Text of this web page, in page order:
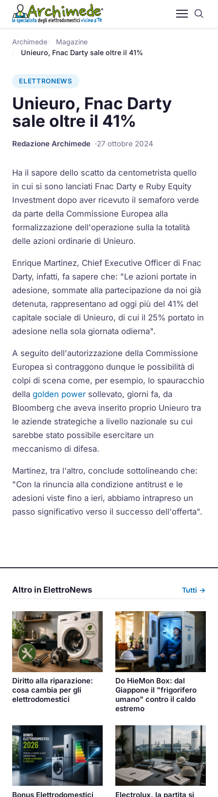
Archimede
Magazine
Unieuro, Fnac Darty sale oltre il 41%
ELETTRONEWS
Unieuro, Fnac Darty
sale oltre il 41%
Redazione Archimede 27 ottobre 2024
Ha il sapore dello scatto da centometrista quello
in cui si sono lanciati Fnac Darty e Ruby Equity
Investment dopo aver ricevuto il semaforo verde
da parte della Commissione Europea alla
formalizzazione dell'operazione sulla la totalità
delle azioni ordinarie di Unieuro.
Enrique Martinez, Chief Executive Officer di Fnac
Darty, infatti, fa sapere che: "Le azioni portate in
adesione, sommate alla partecipazione da noi già
detenuta, rappresentano ad oggi più del 41% del
capitale sociale di Unieuro, di cui il 25% portato in
adesione nella sola giornata odierna".
A seguito dell'autorizzazione della Commissione
Europea si contraggono dunque le possibilità di
colpi di scena come, per esempio, lo spauracchio
dellagolden power sollevato, giorni fa, da
Bloomberg che aveva inserito proprio Unieuro tra
le aziende strategiche a livello nazionale su cui
sarebbe stato possibile esercitare un
meccanismo di difesa.
Martinez, tra l'altro, conclude sottolineando che:
"Con la rinuncia alla condizione antitrust e le
adesioni viste fino a ieri, abbiamo intrapreso un
passo significativo verso il successo dell'offerta".
Altro in ElettroNews Tutti →
Diritto alla riparazione:
cosa cambia per gli
elettrodomestici
Do HieMon Box: dal
Giappone il "frigorifero
umano" contro il caldo
estremo
Bonus Elettrodomestici
Electrolux, la partita si